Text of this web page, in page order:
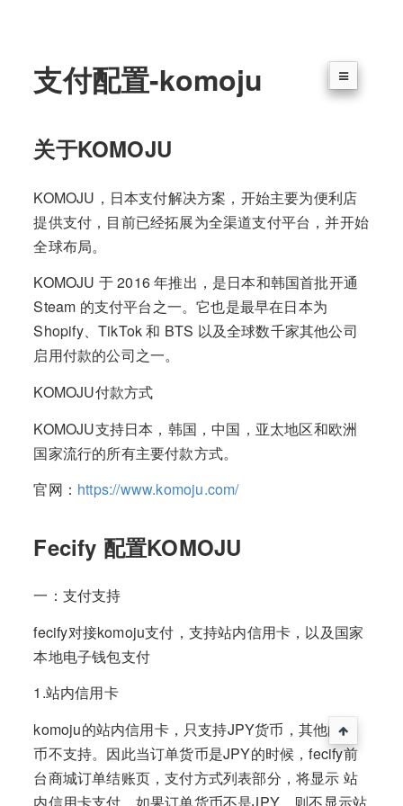
支付配置-komoju
关于KOMOJU
KOMOJU，日本支付解决方案，开始主要为便利店
提供支付，目前已经拓展为全渠道支付平台，并开始
全球布局。
KOMOJU 于 2016 年推出，是日本和韩国首批开通
Steam 的支付平台之一。它也是最早在日本为
Shopify、TikTok 和 BTS 以及全球数千家其他公司
启用付款的公司之一。
KOMOJU付款方式
KOMOJU支持日本，韩国，中国，亚太地区和欧洲
国家流行的所有主要付款方式。
官网： https://www.komoju.com/
Fecify 配置KOMOJU
一：支付支持
fecify对接komoju支付，支持站内信用卡，以及国家
本地电子钱包支付
1.站内信用卡
komoju的站内信用卡，只支持JPY货币，其他的货
币不支持。因此当订单货币是JPY的时候，fecify前
台商城订单结账页，支付方式列表部分，将显示 站